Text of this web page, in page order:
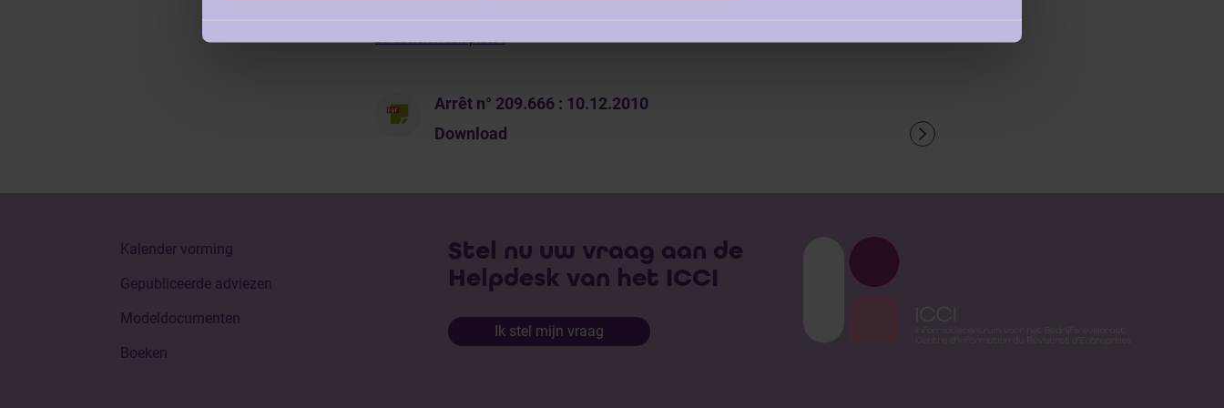
Arrêt n° 209.666 : 10.12.2010
Download
Kalender vorming
Gepubliceerde adviezen
Modeldocumenten
Boeken
Stel nu uw vraag aan de
Helpdesk van het ICCI
Ik stel mijn vraag